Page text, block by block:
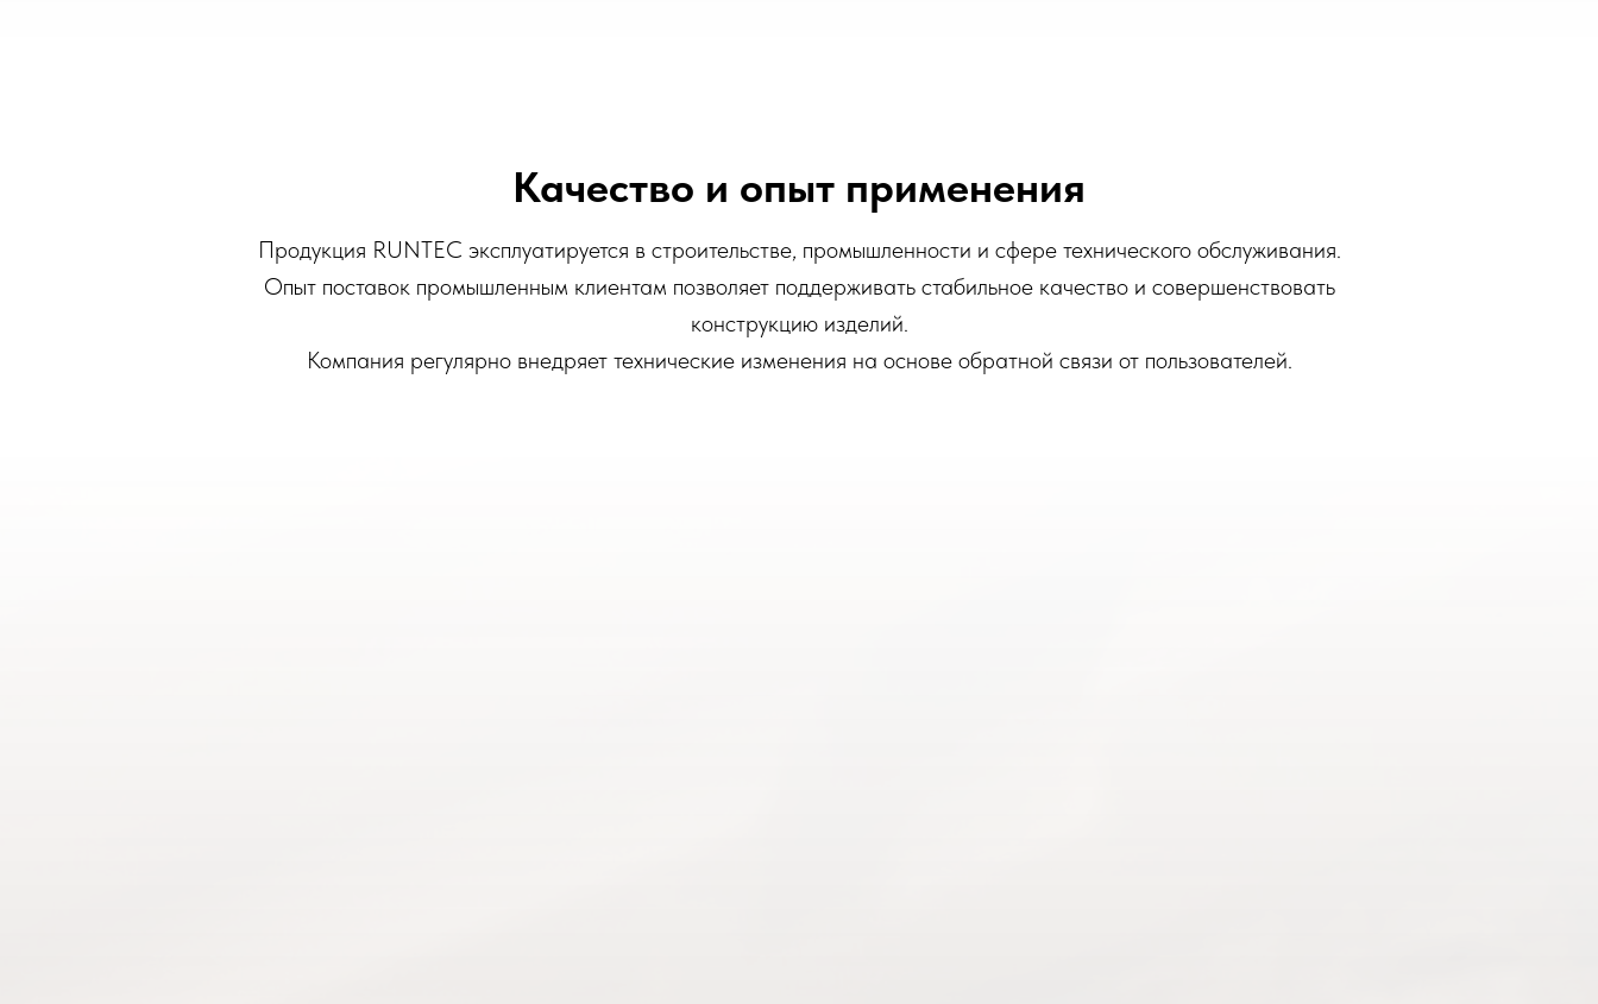
Качество и опыт применения
Продукция RUNTEC эксплуатируется в строительстве, промышленности и сфере технического обслуживания.
Опыт поставок промышленным клиентам позволяет поддерживать стабильное качество и совершенствовать
конструкцию изделий.
Компания регулярно внедряет технические изменения на основе обратной связи от пользователей.